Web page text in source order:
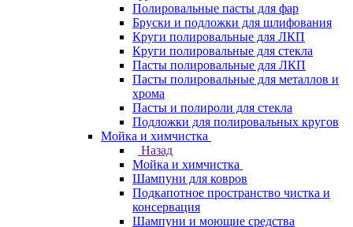
Полировальные пасты для фар
Бруски и подложки для шлифования
Круги полировальные для ЛКП
Круги полировальные для стекла
Пасты полировальные для ЛКП
Пасты полировальные для металлов и
хрома
Пасты и полироли для стекла
Подложки для полировальных кругов
Мойка и химчистка
Назад
Мойка и химчистка
Шампуни для ковров
Подкапотное пространство чистка и
консервация
Шампуни и моющие средства